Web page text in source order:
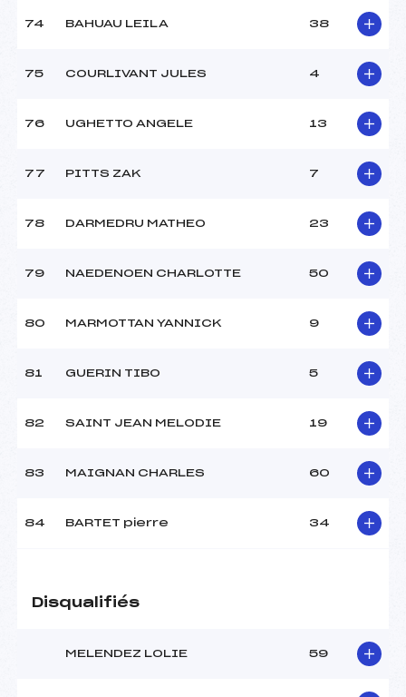
74 BAHUAU LEILA 38
75 COURLIVANT JULES 4
76 UGHETTO ANGELE 13
77 PITTS ZAK 7
78 DARMEDRU MATHEO 23
79 NAEDENOEN CHARLOTTE 50
80 MARMOTTAN YANNICK 9
81 GUERIN TIBO 5
82 SAINT JEAN MELODIE 19
83 MAIGNAN CHARLES 60
84 BARTET pierre 34
Disqualifiés
MELENDEZ LOLIE 59